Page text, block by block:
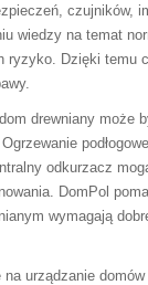
czujników,
wiedzy na temat
Dzięki temu
drewniany może
odkurzacz
DomPol
wymagają
urządzanie